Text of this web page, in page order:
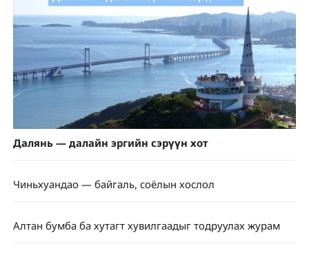
Далянь — далайн эргийн сэрүүн хот
Чиньхуандао — байгаль, соёлын хослол
Алтан бумба ба хутагт хувилгаадыг тодруулах журам